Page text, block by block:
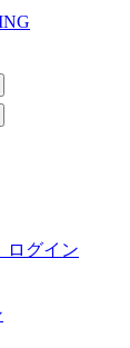
ログイン